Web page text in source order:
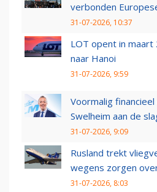
verbonden
31-07-2026, 10:37
LOT opent in
naar Hanoi
31-07-2026, 9:59
Voormalig
Swelheim aan de
31-07-2026, 9:09
Rusland trekt
wegens zorgen
31-07-2026, 8:03